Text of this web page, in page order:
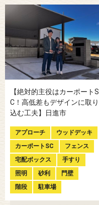
【絶対的主役はカーポートS
C！高低差もデザインに取り
込む工夫】日進市
アプローチ
ウッドデッキ
カーポートSC
フェンス
宅配ボックス
手すり
照明
砂利
門壁
階段
駐車場